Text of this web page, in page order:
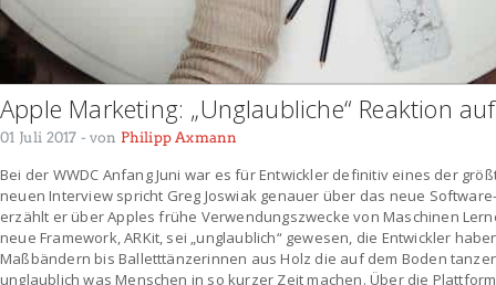
Apple Marketing: „Unglaubliche“ Reaktion
01 Juli 2017 - von Philipp Axmann
Bei der WWDC Anfang Juni war es für Entwickler definitiv eines der
neuen Interview spricht Greg Joswiak genauer über das neue
erzählt er über Apples frühe Verwendungszwecke von Maschinen
neue Framework, ARKit, sei „unglaublich“ gewesen, die Entwickler
Maßbändern bis Balletttänzerinnen aus Holz die auf dem Boden
unglaublich was Menschen in so kurzer Zeit machen. Über die